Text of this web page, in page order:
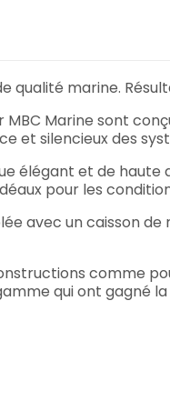
qualité marine.
MBC Marine sont
et silencieux des
élégant et de
pour les
avec un caisson
comme
qui ont gagné